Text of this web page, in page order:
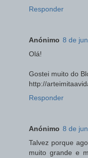
Responder
Anónimo 8 de
Olá!
Gostei muito do
http://
Responder
Anónimo 8 de
Talvez porque
muito grande e